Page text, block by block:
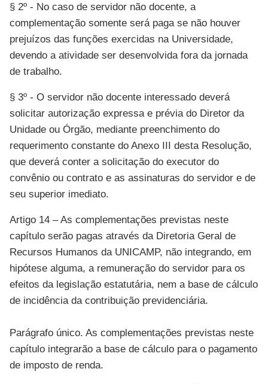
§ 2º - No caso de servidor não docente, a
complementação somente será paga se não houver
prejuízos das funções exercidas na Universidade,
devendo a atividade ser desenvolvida fora da jornada
de trabalho.
§ 3º - O servidor não docente interessado deverá
solicitar autorização expressa e prévia do Diretor da
Unidade ou Órgão, mediante preenchimento do
requerimento constante do Anexo III desta Resolução,
que deverá conter a solicitação do executor do
convênio ou contrato e as assinaturas do servidor e de
seu superior imediato.
Artigo 14 – As complementações previstas neste
capítulo serão pagas através da Diretoria Geral de
Recursos Humanos da UNICAMP, não integrando, em
hipótese alguma, a remuneração do servidor para os
efeitos da legislação estatutária, nem a base de cálculo
de incidência da contribuição previdenciária.
Parágrafo único. As complementações previstas neste
capítulo integrarão a base de cálculo para o pagamento
de imposto de renda.